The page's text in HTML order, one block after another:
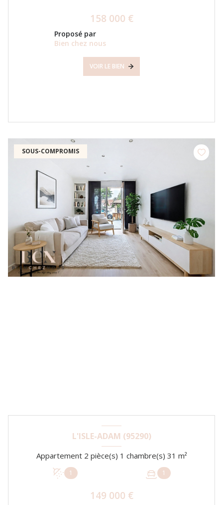
158 000 €
Proposé par
Bien chez nous
VOIR LE BIEN
SOUS-COMPROMIS
L'ISLE-ADAM (95290)
Appartement 2 pièce(s) 1 chambre(s) 31 m²
1 1
149 000 €